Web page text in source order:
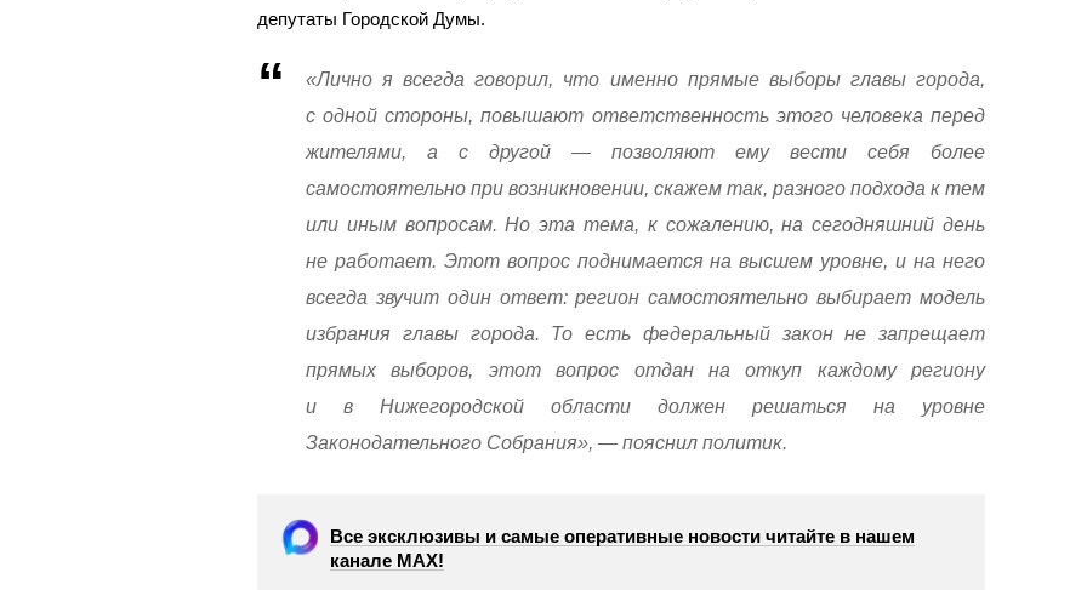
депутаты Городской Думы.
«Лично я всегда говорил, что именно прямые выборы главы города,
с одной стороны, повышают ответственность этого человека перед
жителями, а с другой — позволяют ему вести себя более
самостоятельно при возникновении, скажем так, разного подхода к тем
или иным вопросам. Но эта тема, к сожалению, на сегодняшний день
не работает. Этот вопрос поднимается на высшем уровне, и на него
всегда звучит один ответ: регион самостоятельно выбирает модель
избрания главы города. То есть федеральный закон не запрещает
прямых выборов, этот вопрос отдан на откуп каждому региону
и в Нижегородской области должен решаться на уровне
Законодательного Собрания», — пояснил политик.
Все эксклюзивы и самые оперативные новости читайте в нашем
канале МАХ!